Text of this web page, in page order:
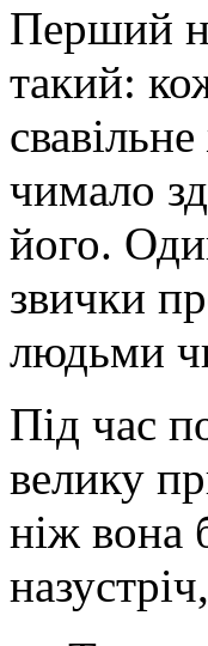
Перший
такий:
чимало
його.
звички
людьми
Під час
велику
ніж вона